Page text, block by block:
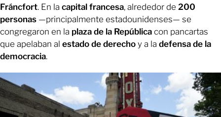
Fráncfort. En la capital francesa, alrededor de 200
personas —principalmente estadounidenses— se
congregaron en la plaza de la República con pancartas
que apelaban al estado de derecho y a la defensa de la
democracia.